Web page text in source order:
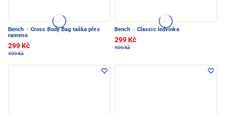
Bench · Cross Body Bag taška přes
rameno
299 Kč
499 Kč
Bench · Classic ledvinka
299 Kč
499 Kč